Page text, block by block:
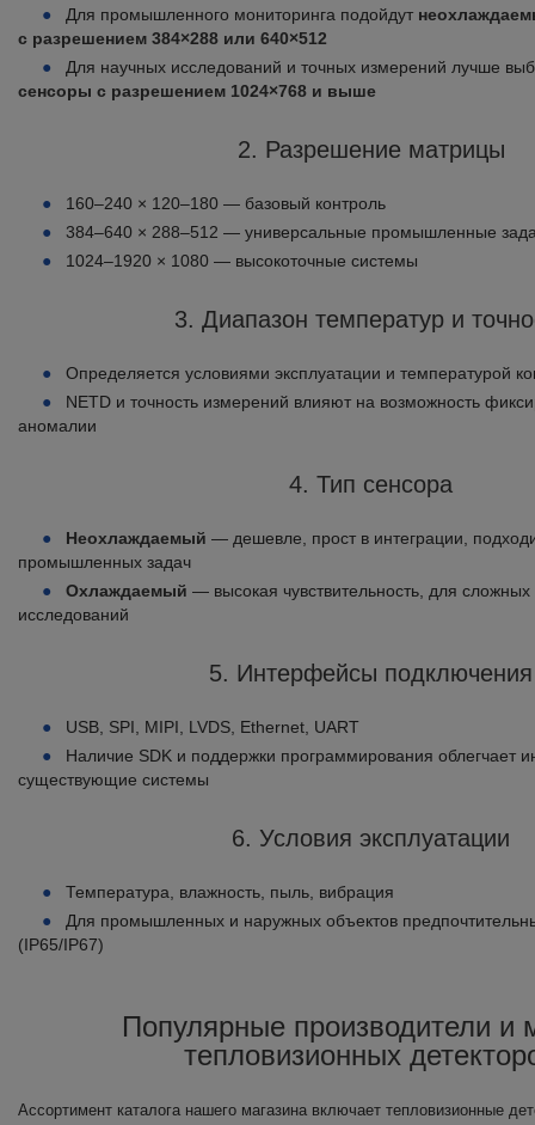
Для промышленного мониторинга подойдут
с разрешением 384×288 или 640×512
Для научных исследований и точных измерений лучше
сенсоры с разрешением 1024×768 и выше
2. Разрешение матрицы
160–240 × 120–180 — базовый контроль
384–640 × 288–512 — универсальные промышленные
1024–1920 × 1080 — высокоточные системы
3. Диапазон температур и
Определяется условиями эксплуатации и температурой
NETD и точность измерений влияют на возможность
аномалии
4. Тип сенсора
Неохлаждаемый — дешевле, прост в интеграции,
промышленных задач
Охлаждаемый — высокая чувствительность, для
исследований
5. Интерфейсы подключения
USB, SPI, MIPI, LVDS, Ethernet, UART
Наличие SDK и поддержки программирования облегчает
существующие системы
6. Условия эксплуатации
Температура, влажность, пыль, вибрация
Для промышленных и наружных объектов
(IP65/IP67)
Популярные производители и
тепловизионных
Ассортимент каталога нашего магазина включает тепловизионные